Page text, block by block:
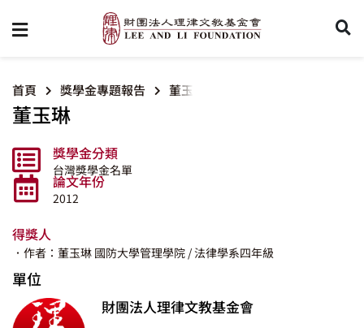
首頁 獎學金專題報告 董玉琳
董玉琳
獎學金分類
台灣獎學金名單
論文年份
2012
得獎人
．作者：董玉琳 國防大學管理學院 / 法律學系四年級
單位
財團法人理律文教基金會